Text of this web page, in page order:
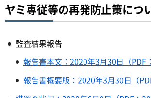
ヤミ専従等の再発防止策につ
監査結果報告
報告書本文：2020年3月30日（PDF
報告書概要版：2020年3月30日（